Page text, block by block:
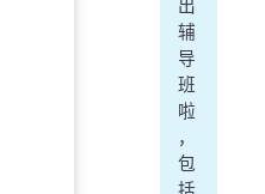
出
辅
导
班
啦
，
包